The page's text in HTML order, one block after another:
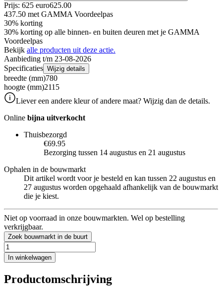
Prijs: 625 euro625.00
437.50 met GAMMA Voordeelpas
30% korting
30% korting op alle binnen- en buiten deuren met je GAMMA
Voordeelpas
Bekijk alle producten uit deze actie.
Aanbieding t/m 23-08-2026
Specificaties Wijzig details
breedte (mm)780
hoogte (mm)2115
Liever een andere kleur of andere maat? Wijzig dan de details.
Online bijna uitverkocht
Thuisbezorgd
€69.95
Bezorging tussen 14 augustus en 21 augustus
Ophalen in de bouwmarkt
Dit artikel wordt voor je besteld en kan tussen 22 augustus en
27 augustus worden opgehaald afhankelijk van de bouwmarkt
die je kiest.
Niet op voorraad in onze bouwmarkten. Wel op bestelling
verkrijgbaar.
Zoek bouwmarkt in de buurt
In winkelwagen
Productomschrijving